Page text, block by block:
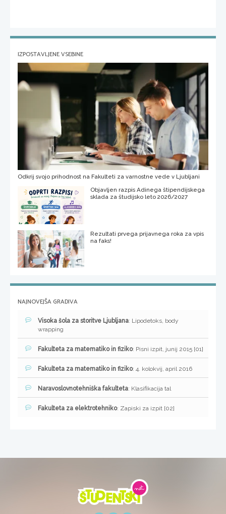
IZPOSTAVLJENE VSEBINE
Odkrij svojo prihodnost na Fakulteti za varnostne vede v Ljubljani
Objavljen razpis Adinega štipendijskega
sklada za študijsko leto 2026/2027
Rezultati prvega prijavnega roka za vpis
na faks!
NAJNOVEJŠA GRADIVA
Visoka šola za storitve Ljubljana: Lipodetoks, body
wrapping
Fakulteta za matematiko in fiziko: Pisni izpit, junij 2015 [01]
Fakulteta za matematiko in fiziko: 4. kolokvij, april 2016
Naravoslovnotehniška fakulteta: Klasifikacija tal
Fakulteta za elektrotehniko: Zapiski za izpit [02]